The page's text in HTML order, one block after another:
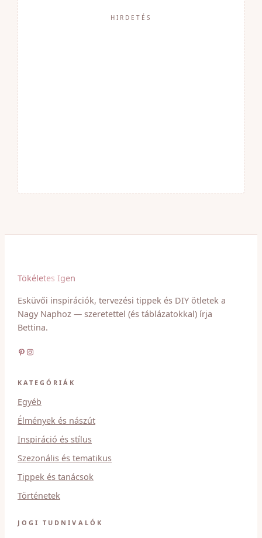
HIRDETÉS
Tökéletes Igen
Esküvői inspirációk, tervezési tippek és DIY ötletek a
Nagy Naphoz — szeretettel (és táblázatokkal) írja
Bettina.
Pinterest Instagram
KATEGÓRIÁK
Egyéb
Élmények és nászút
Inspiráció és stílus
Szezonális és tematikus
Tippek és tanácsok
Történetek
JOGI TUDNIVALÓK